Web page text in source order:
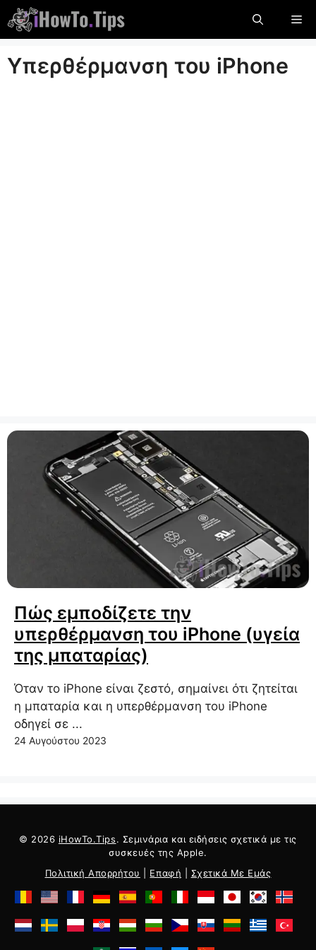
Μετάβαση
στο
περιεχόμενο
Υπερθέρμανση του iPhone
Πώς εμποδίζετε την
υπερθέρμανση του iPhone (υγεία
της μπαταρίας)
Όταν το iPhone είναι ζεστό, σημαίνει ότι ζητείται
η μπαταρία και η υπερθέρμανση του iPhone
οδηγεί σε ...
24 Αυγούστου 2023
© 2026 iHowTo.Tips. Σεμινάρια και ειδήσεις σχετικά με τις
συσκευές της Apple.
Πολιτική Απορρήτου
Επαφή Σχετικά Με Εμάς